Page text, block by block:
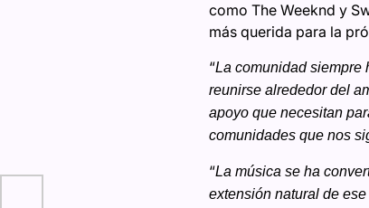
como The Weeknd y
más querida para la
“La comunidad siempre
reunirse alrededor del
apoyo que necesitan
comunidades que nos
“La música se ha
extensión natural de